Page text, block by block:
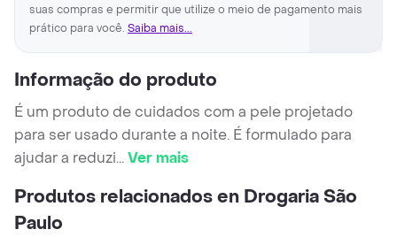
suas compras e permitir que utilize o meio de pagamento mais
prático para você. Saiba mais...
Informação do produto
É um produto de cuidados com a pele projetado
para ser usado durante a noite. É formulado para
ajudar a reduzi...Ver mais
Produtos relacionados en Drogaria São
Paulo